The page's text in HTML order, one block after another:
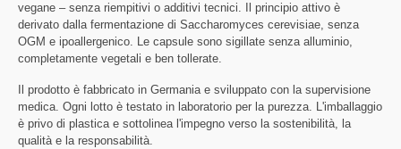
vegane – senza riempitivi o additivi tecnici. Il principio attivo è
derivato dalla fermentazione di Saccharomyces cerevisiae, senza
OGM e ipoallergenico. Le capsule sono sigillate senza alluminio,
completamente vegetali e ben tollerate.
Il prodotto è fabbricato in Germania e sviluppato con la supervisione
medica. Ogni lotto è testato in laboratorio per la purezza. L'imballaggio
è privo di plastica e sottolinea l'impegno verso la sostenibilità, la
qualità e la responsabilità.